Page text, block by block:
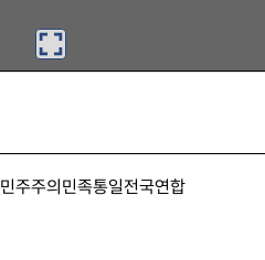
민주주의민족통일전국연합